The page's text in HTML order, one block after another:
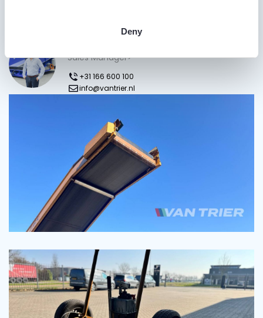
Deny
Sales Manager>
+31 166 600 100
info@vantrier.nl